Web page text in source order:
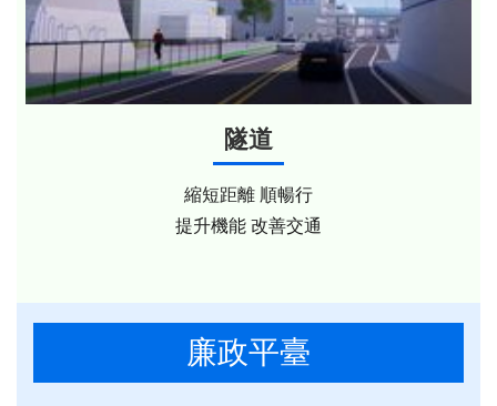
隧道
縮短距離 順暢行
提升機能 改善交通
廉政平臺